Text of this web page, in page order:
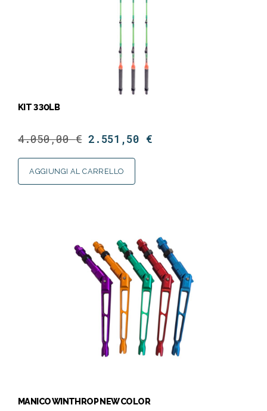
KIT 3 30LB
4.050,00€ 2.551,50 €
AGGIUNGI AL CARRELLO
MANICO WINTHROP NEW COLOR